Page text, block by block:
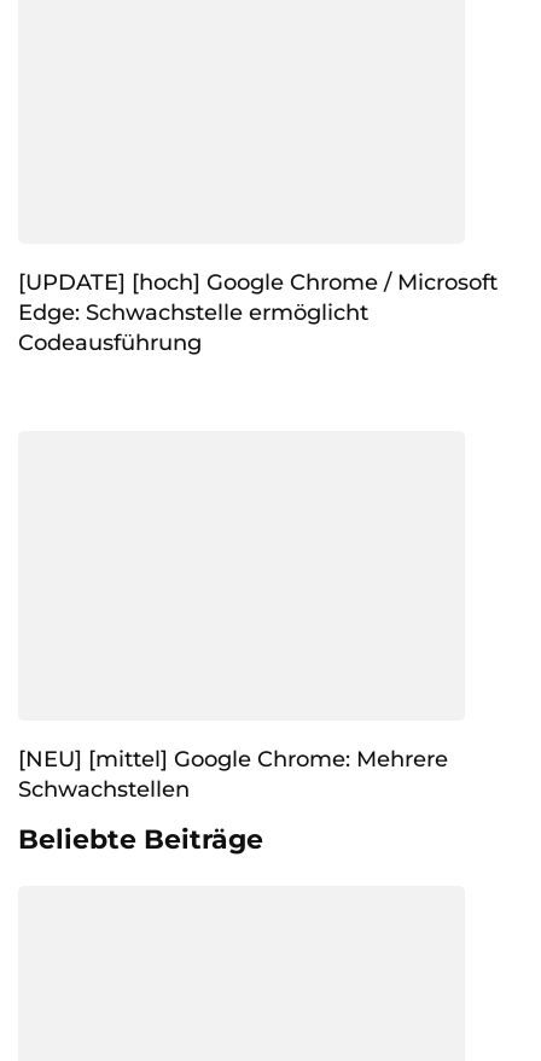
[UPDATE] [hoch] Google Chrome / Microsoft
Edge: Schwachstelle ermöglicht
Codeausführung
[NEU] [mittel] Google Chrome: Mehrere
Schwachstellen
Beliebte Beiträge